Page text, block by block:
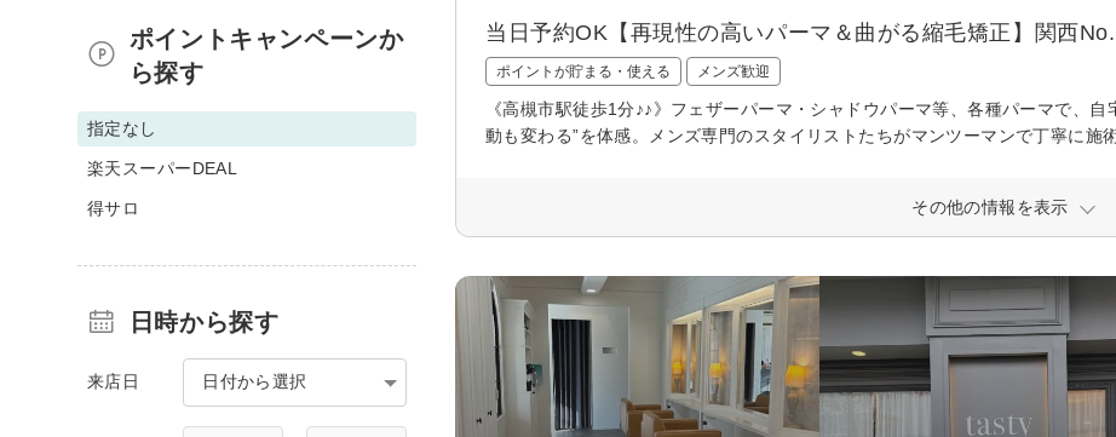
当日予約OK【再現性の高いパーマ＆曲がる縮毛矯正】関西
ポイントが貯まる・使える メンズ歓迎
《高槻市駅徒歩1分♪♪》フェザーパーマ・シャドウパーマ等、各種パーマで、
動も変わる”を体感。メンズ専門のスタイリストたちがマンツーマンで丁寧に施
その他の情報を表示
ポイントキャンペーンか
ら探す
指定なし
楽天スーパーDEAL
得サロ
日時から探す
来店日 日付から選択